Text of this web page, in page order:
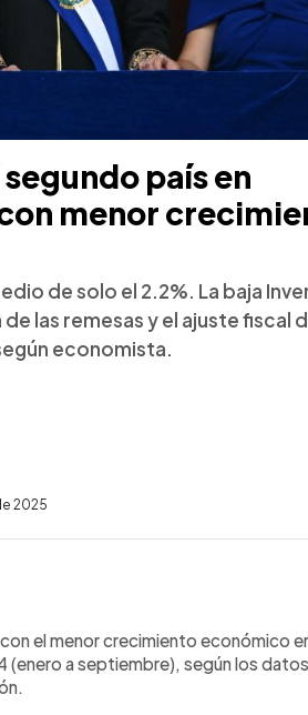
país en
menor
de solo el 2.2%. La baja
las remesas y el ajuste fiscal
economista.
2025
el menor crecimiento económico
a septiembre), según los